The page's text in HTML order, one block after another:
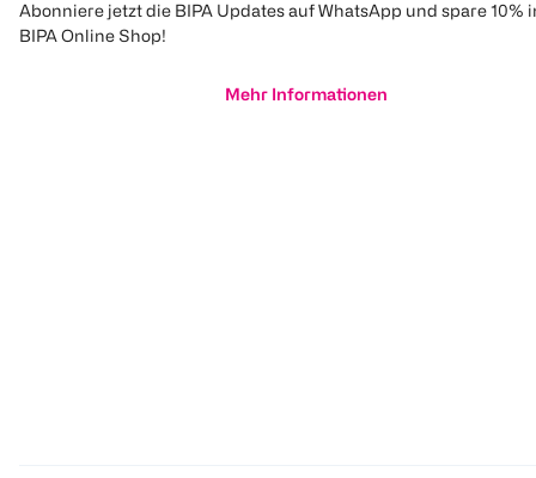
Abonniere jetzt die BIPA Updates auf WhatsApp und spare 10%
BIPA Online Shop!
Mehr Informationen